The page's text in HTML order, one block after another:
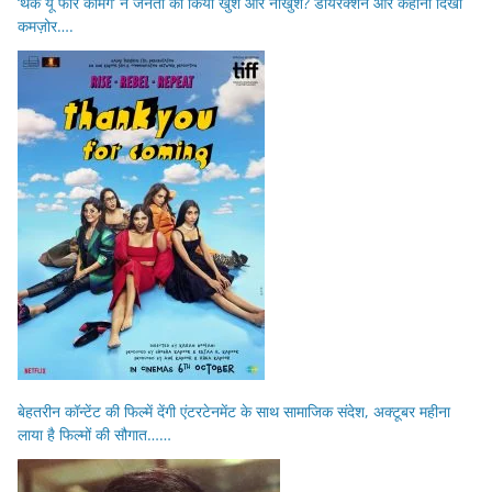
कमज़ोर….
बेहतरीन कॉन्टेंट की फिल्में देंगी एंटरटेनमेंट के साथ सामाजिक संदेश, अक्टूबर महीना
लाया है फिल्मों की सौगात……